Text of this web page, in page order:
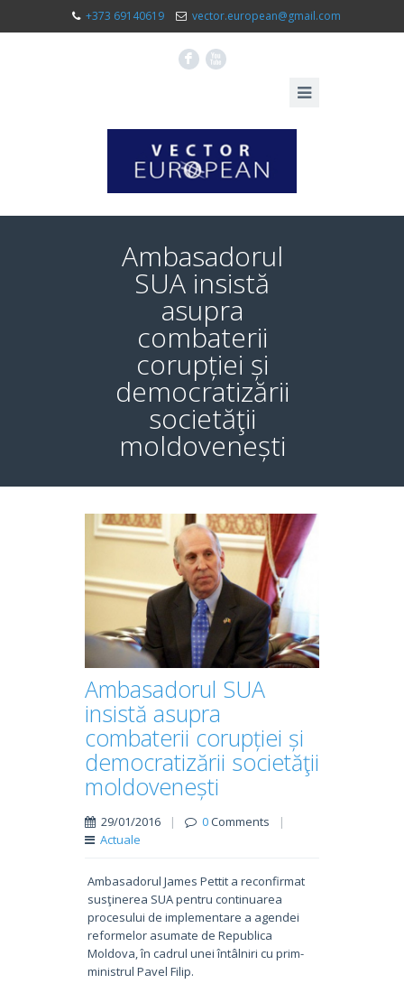
+373 69140619 vector.european@gmail.com
F X
Ambasadorul
SUA insistă
asupra
combaterii
corupției și
democratizării
societăţii
moldovenești
Ambasadorul SUA
insistă asupra
combaterii corupției și
democratizării societăţii
moldovenești
29/01/2016 | 0Comments
|
Actuale
Ambasadorul James Pettit a reconfirmat
susţinerea SUA pentru continuarea
procesului de implementare a agendei
reformelor asumate de Republica
Moldova, în cadrul unei întâlniri cu prim-
ministrul Pavel Filip.